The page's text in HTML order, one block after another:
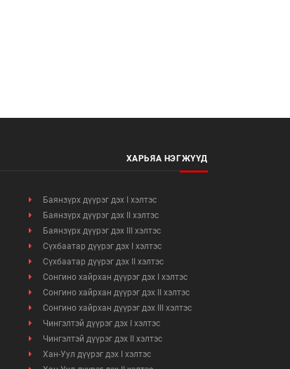
ХАРЬЯА НЭГЖҮҮД
Баянзүрх дүүрэг дэх I хэлтэс
Баянзүрх дүүрэг дэх II хэлтэс
Баянзүрх дүүрэг дэх III хэлтэс
Сүхбаатар дүүрэг дэх I хэлтэс
Сүхбаатар дүүрэг дэх II хэлтэс
Сонгино хайрхан дүүрэг дэх I хэлтэс
Сонгино хайрхан дүүрэг дэх II хэлтэс
Сонгино хайрхан дүүрэг дэх III хэлтэс
Чингэлтэй дүүрэг дэх I хэлтэс
Чингэлтэй дүүрэг дэх II хэлтэс
Хан-Уул дүүрэг дэх I хэлтэс